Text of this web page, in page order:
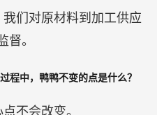
们对原材料到加工供应
督。
程中，鸭鸭不变的点是什么？
不会改变。